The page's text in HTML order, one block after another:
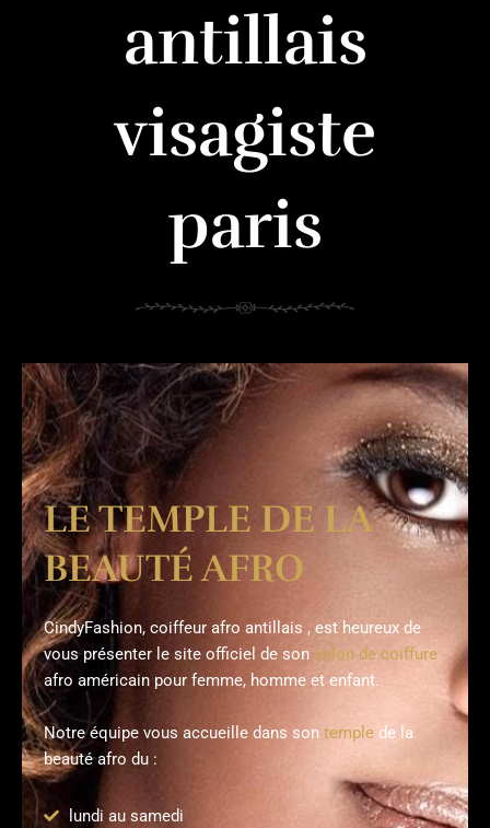
antillais
visagiste
paris
LE TEMPLE DE LA
BEAUTÉ AFRO
CindyFashion, coiffeur afro antillais , est heureux de
vous présenter le site officiel de son salon de coiffure
afro américain pour femme, homme et enfant.
Notre équipe vous accueille dans son temple de la
beauté afro du :
lundi au samedi